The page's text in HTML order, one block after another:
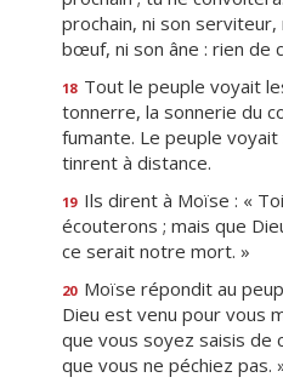
prochain, ni son
bœuf, ni son âne : rien de
18 Tout le peuple voyait
tonnerre, la sonnerie du
fumante. Le peuple
tinrent à distance.
19 Ils dirent à Moïse : «
écouterons ; mais que
ce serait notre mort. »
20 Moïse répondit au
Dieu est venu pour vous
que vous soyez saisis de
que vous ne péchiez pas.